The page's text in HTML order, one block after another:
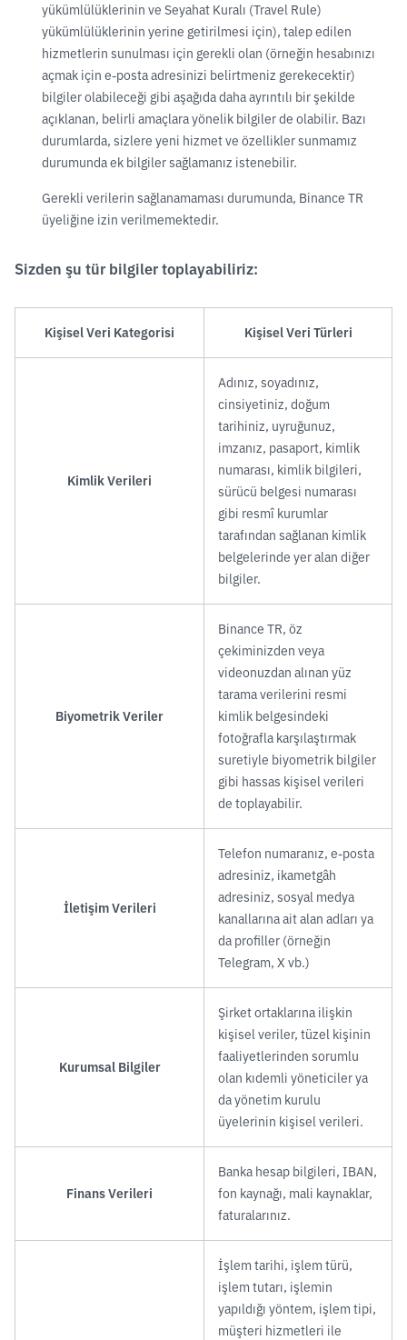
yükümlülüklerinin ve Seyahat Kuralı (Travel Rule)
yükümlülüklerinin yerine getirilmesi için), talep edilen
hizmetlerin sunulması için gerekli olan (örneğin hesabınızı
açmak için e-posta adresinizi belirtmeniz gerekecektir)
bilgiler olabileceği gibi aşağıda daha ayrıntılı bir şekilde
açıklanan, belirli amaçlara yönelik bilgiler de olabilir. Bazı
durumlarda, sizlere yeni hizmet ve özellikler sunmamız
durumunda ek bilgiler sağlamanız istenebilir.
Gerekli verilerin sağlanamaması durumunda, Binance TR
üyeliğine izin verilmemektedir.
Sizden şu tür bilgiler toplayabiliriz:
Kişisel Veri Kategorisi Kişisel Veri Türleri
Kimlik Verileri
Adınız, soyadınız,
cinsiyetiniz, doğum
tarihiniz, uyruğunuz,
imzanız, pasaport, kimlik
numarası, kimlik bilgileri,
sürücü belgesi numarası
gibi resmî kurumlar
tarafından sağlanan kimlik
belgelerinde yer alan diğer
bilgiler.
Biyometrik Veriler
Binance TR, öz
çekiminizden veya
videonuzdan alınan yüz
tarama verilerini resmi
kimlik belgesindeki
fotoğrafla karşılaştırmak
suretiyle biyometrik bilgiler
gibi hassas kişisel verileri
de toplayabilir.
İletişim Verileri
Telefon numaranız, e-posta
adresiniz, ikametgâh
adresiniz, sosyal medya
kanallarına ait alan adları ya
da profiller (örneğin
Telegram, X vb.)
Kurumsal Bilgiler
Şirket ortaklarına ilişkin
kişisel veriler, tüzel kişinin
faaliyetlerinden sorumlu
olan kıdemli yöneticiler ya
da yönetim kurulu
üyelerinin kişisel verileri.
Finans Verileri
Banka hesap bilgileri, IBAN,
fon kaynağı, mali kaynaklar,
faturalarınız.
İşlem tarihi, işlem türü,
işlem tutarı, işlemin
yapıldığı yöntem, işlem tipi,
müşteri hizmetleri ile